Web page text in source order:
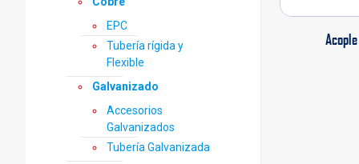
EPC
Tubería rígida y
Flexible
Galvanizado
Accesorios
Galvanizados
Tubería Galvanizada